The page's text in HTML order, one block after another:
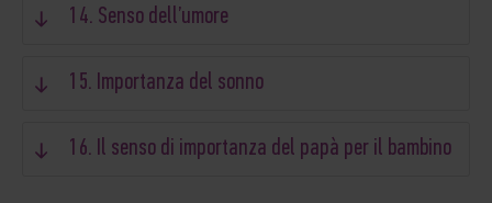
14. Senso dell’umore
15. Importanza del sonno
16. Il senso di importanza del papà per il bambino